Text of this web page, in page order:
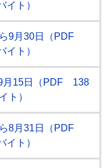
イト）
9月30日（PDF
イト）
月15日（PDF 138
ト）
8月31日（PDF
イト）